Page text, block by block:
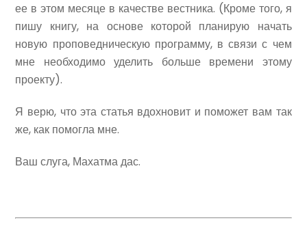
ее в этом месяце в качестве вестника. (Кроме того, я
пишу книгу, на основе которой планирую начать
новую проповедническую программу, в связи с чем
мне необходимо уделить больше времени этому
проекту).
Я верю, что эта статья вдохновит и поможет вам так
же, как помогла мне.
Ваш слуга, Махатма дас.